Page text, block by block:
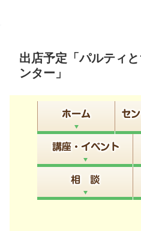
出店予定「パルティ
ンター」